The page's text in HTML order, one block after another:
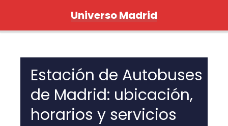
Universo Madrid
Estación de Autobuses
de Madrid: ubicación,
horarios y servicios